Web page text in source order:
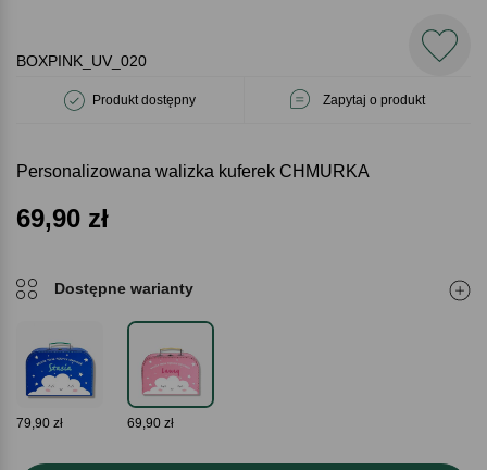
BOXPINK_UV_020
Produkt dostępny Zapytaj o produkt
Personalizowana walizka kuferek CHMURKA
69,90 zł
Dostępne warianty
79,90 zł 69,90 zł